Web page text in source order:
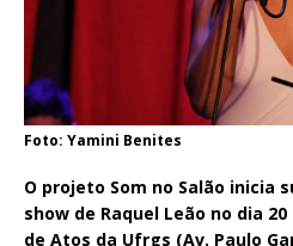
Foto: Yamini Benites
O projeto Som no Salão inicia
show de Raquel Leão no dia
de Atos da Ufrgs (Av. Paulo